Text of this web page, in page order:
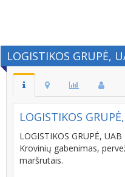
LOGISTIKOS GRUPĖ,
LOGISTIKOS
LOGISTIKOS GRUPĖ,
Krovinių gabenimas,
maršrutais.